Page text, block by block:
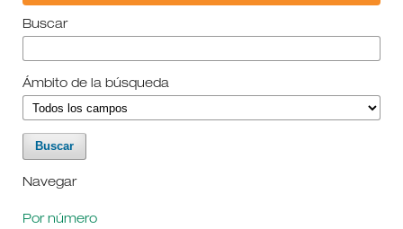
Buscar
Ámbito de la búsqueda
Navegar
Por número